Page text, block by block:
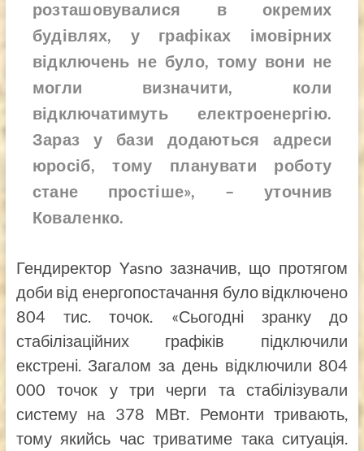
розташовувалися в окремих
будівлях, у графіках імовірних
відключень не було, тому вони не
могли визначити, коли
відключатимуть електроенергію.
Зараз у бази додаються адреси
юросіб, тому планувати роботу
стане простіше», – уточнив
Коваленко.
Гендиректор Yasno зазначив, що протягом
доби від енергопостачання було відключено
804 тис. точок. «Сьогодні зранку до
стабілізаційних графіків підключили
екстрені. Загалом за день відключили 804
000 точок у три черги та стабілізували
систему на 378 МВт. Ремонти тривають,
тому якийсь час триватиме така ситуація.